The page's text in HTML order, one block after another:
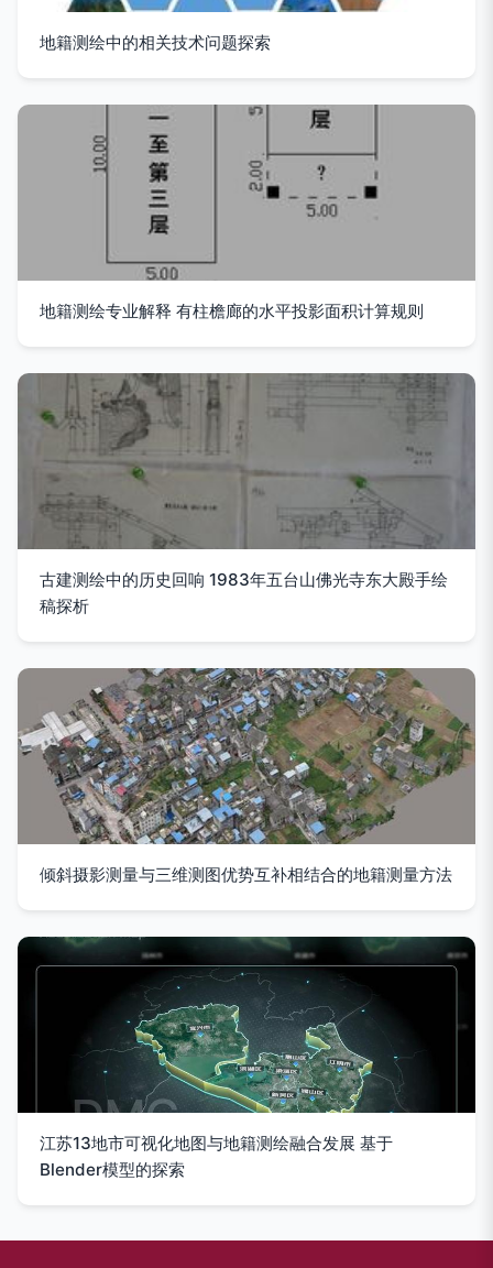
地籍测绘中的相关技术问题探索
地籍测绘专业解释 有柱檐廊的水平投影面积计算规则
古建测绘中的历史回响 1983年五台山佛光寺东大殿手绘
稿探析
倾斜摄影测量与三维测图优势互补相结合的地籍测量方法
江苏13地市可视化地图与地籍测绘融合发展 基于
Blender模型的探索